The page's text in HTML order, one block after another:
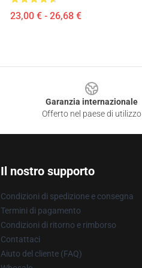
23,00 € - 26,68 €
Garanzia internazionale
Offerto nel paese di utilizzo
Il nostro supporto
Condizioni di spedizione e consegna
Termini di pagamento
Condizioni di ritorno e rimborso
Contattaci
Aiuto del cliente (FAQ)